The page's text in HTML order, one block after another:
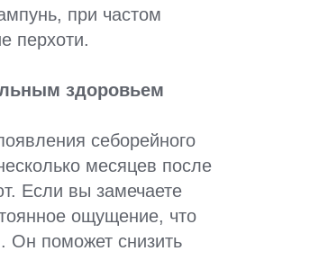
при частом
перхоти.
здоровьем
себорейного
месяцев после
Если вы замечаете
ощущение, что
Он поможет снизить